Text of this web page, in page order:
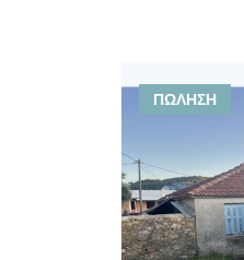
ΠΩΛΗΣΗ